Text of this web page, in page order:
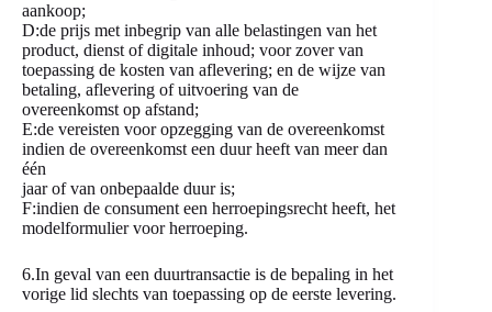
aankoop;
D:de prijs met inbegrip van alle belastingen van het
product, dienst of digitale inhoud; voor zover van
toepassing de kosten van aflevering; en de wijze van
betaling, aflevering of uitvoering van de
overeenkomst op afstand;
E:de vereisten voor opzegging van de overeenkomst
indien de overeenkomst een duur heeft van meer dan
één
jaar of van onbepaalde duur is;
F:indien de consument een herroepingsrecht heeft, het
modelformulier voor herroeping.
6.In geval van een duurtransactie is de bepaling in het
vorige lid slechts van toepassing op de eerste levering.